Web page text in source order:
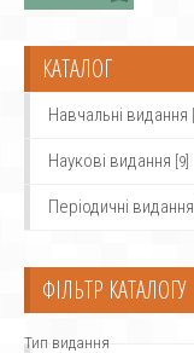
КАТАЛОГ
Навчальні видання
Наукові видання [9]
Періодичні видання
ФІЛЬТР КАТАЛОГУ
Тип видання